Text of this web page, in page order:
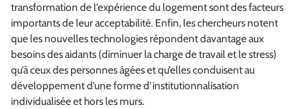
transformation de l’expérience du logement sont des facteurs
importants de leur acceptabilité. Enfin, les chercheurs notent
que les nouvelles technologies répondent davantage aux
besoins des aidants (diminuer la charge de travail et le stress)
qu’à ceux des personnes âgées et qu’elles conduisent au
développement d’une forme d’institutionnalisation
individualisée et hors les murs.